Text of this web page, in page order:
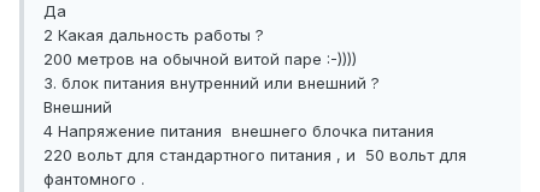
Да
2 Какая дальность работы ?
200 метров на обычной витой паре :-))))
3. блок питания внутренний или внешний ?
Внешний
4 Напряжение питания внешнего блочка питания
220 вольт для стандартного питания , и 50 вольт для
фантомного .